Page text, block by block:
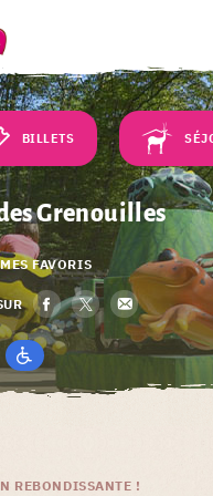
BILLETS
Grenouilles
FAVORIS
REBONDISSANTE !